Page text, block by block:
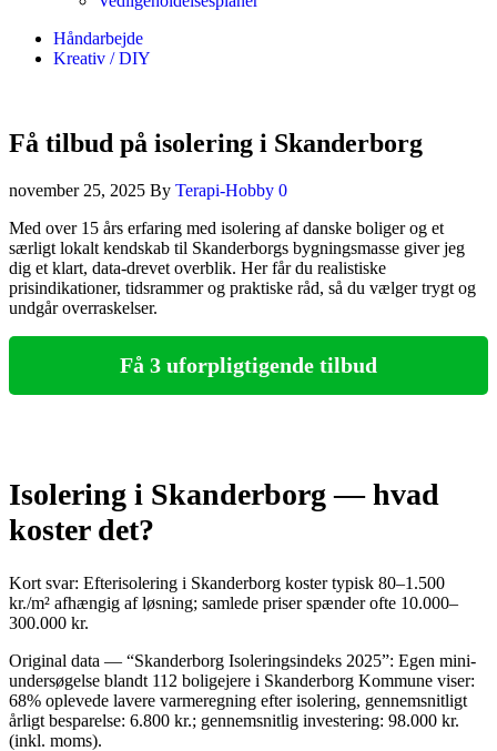
Håndarbejde
Kreativ / DIY
Få tilbud på isolering i Skanderborg
november 25, 2025 By Terapi-Hobby 0
Med over 15 års erfaring med isolering af danske boliger og et
særligt lokalt kendskab til Skanderborgs bygningsmasse giver jeg
dig et klart, data‑drevet overblik. Her får du realistiske
prisindikationer, tidsrammer og praktiske råd, så du vælger trygt og
undgår overraskelser.
Få 3 uforpligtigende tilbud
Isolering i Skanderborg — hvad
koster det?
Kort svar: Efterisolering i Skanderborg koster typisk 80–1.500
kr./m² afhængig af løsning; samlede priser spænder ofte 10.000–
300.000 kr.
Original data — “Skanderborg Isoleringsindeks 2025”: Egen mini-
undersøgelse blandt 112 boligejere i Skanderborg Kommune viser:
68% oplevede lavere varmeregning efter isolering, gennemsnitligt
årligt besparelse: 6.800 kr.; gennemsnitlig investering: 98.000 kr.
(inkl. moms).